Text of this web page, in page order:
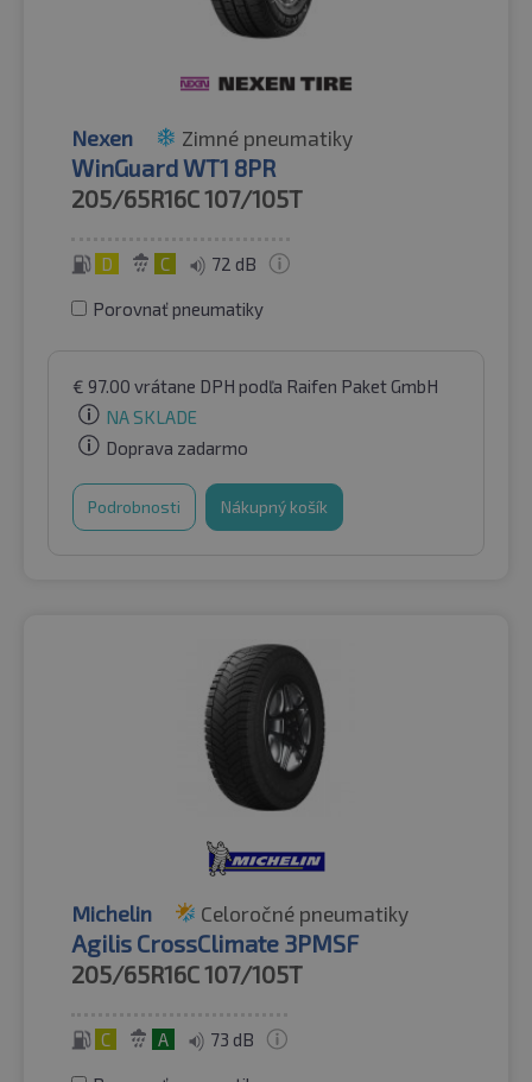
Nexen Zimné pneumatiky
WinGuard WT1 8PR
205/65R16C107/105T
D C 72 dB
Porovnať pneumatiky
€ 97.00 vrátane DPH podľa Raifen Paket GmbH
NA SKLADE
Doprava zadarmo
Podrobnosti Nákupný košík
Michelin Celoročné pneumatiky
Agilis CrossClimate 3PMSF
205/65R16C107/105T
C A 73 dB